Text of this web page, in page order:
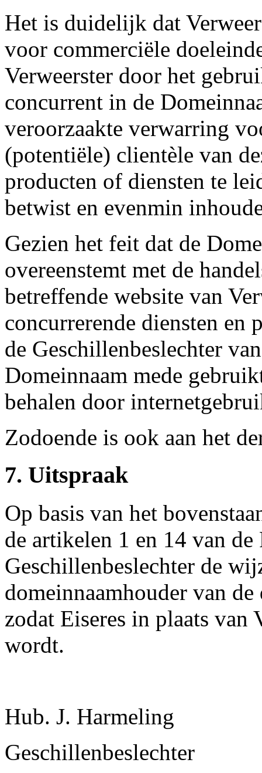
Het is duidelijk dat
voor commerciële
Verweerster door het
concurrent in de
veroorzaakte verwarring
(potentiële) clientèle van
producten of diensten te
betwist en evenmin
Gezien het feit dat de
overeenstemt met de
betreffende website van
concurrerende diensten en
de Geschillenbeslechter
Domeinnaam mede
behalen door
Zodoende is ook aan het
7. Uitspraak
Op basis van het
de artikelen 1 en 14 van
Geschillenbeslechter de
domeinnaamhouder van
zodat Eiseres in plaats van
wordt.
Hub. J. Harmeling
Geschillenbeslechter